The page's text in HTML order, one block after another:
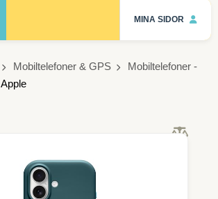
MINA SIDOR
Mobiltelefoner & GPS
Mobiltelefoner -
Apple